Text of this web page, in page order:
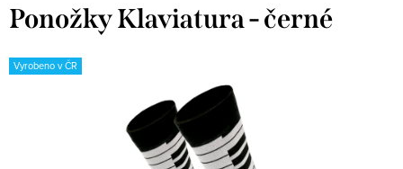
Ponožky Klaviatura - černé
Vyrobeno v ČR